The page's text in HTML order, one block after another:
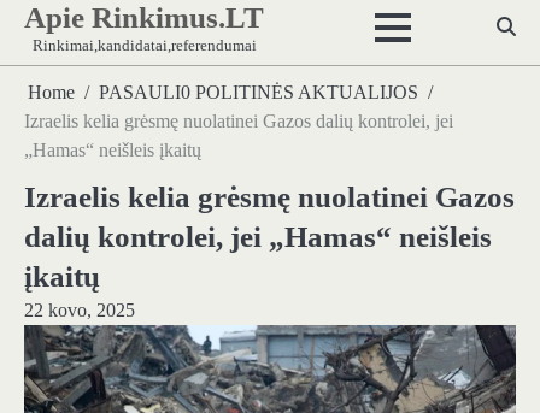
Skip
content
Apie Rinkimus.LT
Rinkimai,kandidatai,referendumai
Home
PASAULI0 POLITINĖS AKTUALIJOS
Izraelis kelia grėsmę nuolatinei Gazos dalių kontrolei, jei
„Hamas“ neišleis įkaitų
Izraelis kelia grėsmę nuolatinei Gazos
dalių kontrolei, jei „Hamas“ neišleis
įkaitų
22 kovo, 2025